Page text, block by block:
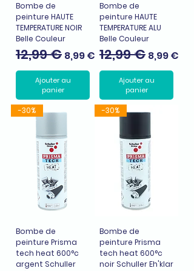
Bombe de
peinture HAUTE
TEMPERATURE NOIR
Belle Couleur
Prix original
12,99 € Prix promotionnel
8,99 €
Ajouter au
panier
Bombe de
peinture HAUTE
TEMPERATURE ALU
Belle Couleur
Prix original
12,99 € Prix
8,99 €
Ajouter au
panier
-30%
Bombe de
peinture Prisma
tech heat 600°c
argent Schuller
-30%
Bombe de
peinture Prisma
tech heat 600°c
noir Schuller Eh'klar